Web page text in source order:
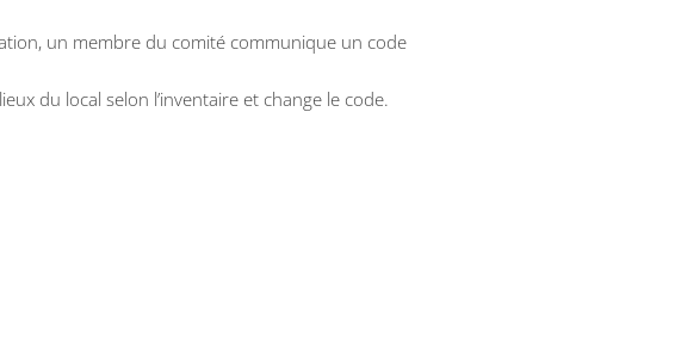
un membre du comité communique un code
du local selon l’inventaire et change le code.